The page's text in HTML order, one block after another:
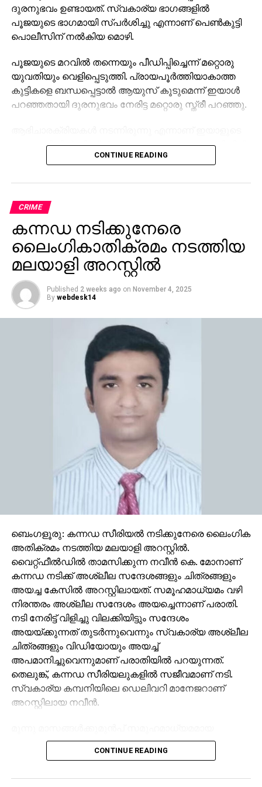
ദുരനുഭവം ഉണ്ടായത്. സ്വകാര്യ ഭാഗങ്ങളിൽ
പൂജയുടെ ഭാഗമായി സ്പർശിച്ചു എന്നാണ് പെൺകുട്ടി
പൊലീസിന് നൽകിയ മൊഴി.
പൂജയുടെ മറവിൽ തന്നെയും പീഡിപ്പിച്ചെന്ന് മറ്റൊരു
യുവതിയും വെളിപ്പെടുത്തി. പ്രായപൂർത്തിയാകാത്ത
കുട്ടികളെ ബന്ധപ്പെട്ടാൽ ആയുസ് കൂടുമെന്ന് ഇയാൾ
പറഞ്ഞതായി ദുരനുഭവം നേരിട്ട മറ്റൊരു സ്ത്രീ പറഞ്ഞു.
പൂജാമുറിയിൽ നിന്ന് വ്യക്തമാകുന്നത്. പൂജാമുറിയിൽ
നിന്ന് ജപിച്ചു കിട്ടുന്ന ചരടുകളും വടിവാളും മറ്റു പൂജാ
അറസ്റ്റിലായ ഷിനു സ്വാമി റിമാൻഡിൽ ആണ്.
CONTINUE READING
CRIME
കന്നഡ നടിക്കുനേരെ
ലൈംഗികാതിക്രമം നടത്തിയ
മലയാളി അറസ്റ്റിൽ
Published 2 weeks ago on November 4, 2025
By webdesk14
ബെംഗളൂരു: കന്നഡ സീരിയൽ നടിക്കുനേരെ ലൈംഗിക
അതിക്രമം നടത്തിയ മലയാളി അറസ്റ്റിൽ.
വൈറ്റ്‌ഫീൽഡിൽ താമസിക്കുന്ന നവീൻ കെ. മോനാണ്
കന്നഡ നടിക്ക് അശ്ലീല സന്ദേശങ്ങളും ചിത്രങ്ങളും
അയച്ച കേസിൽ അറസ്റ്റിലായത്. സമൂഹമാധ്യമം വഴി
നിരന്തരം അശ്ലീല സന്ദേശം അയച്ചെന്നാണ് പരാതി.
നടി നേരിട്ട് വിളിച്ചു വിലക്കിയിട്ടും സന്ദേശം
അയയ്ക്കുന്നത് തുടർന്നുവെന്നും സ്വകാര്യ അശ്ലീല
ചിത്രങ്ങളും വിഡിയോയും അയച്ച്
അപമാനിച്ചുവെന്നുമാണ് പരാതിയിൽ പറയുന്നത്.
തെലുങ്ക്, കന്നഡ സീരിയലുകളിൽ സജീവമാണ് നടി.
സ്വകാര്യ കമ്പനിയിലെ ഡെലിവറി മാനേജറാണ്
അറസ്റ്റിലായ നവീൻ.
ഫെയ്സ്‌ബുക്കിൽ ‘നവീൻസ്’ എന്ന ഐഡിയിൽനിന്ന്
ഫ്രണ്ട്സ് റിക്വസ്റ്റ് നടിക്ക് വന്നിരുന്നു. ഫ്രണ്ട്സ്
CONTINUE READING